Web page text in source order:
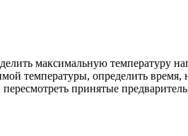
максимальную температуру
температуры, определить время,
принятые